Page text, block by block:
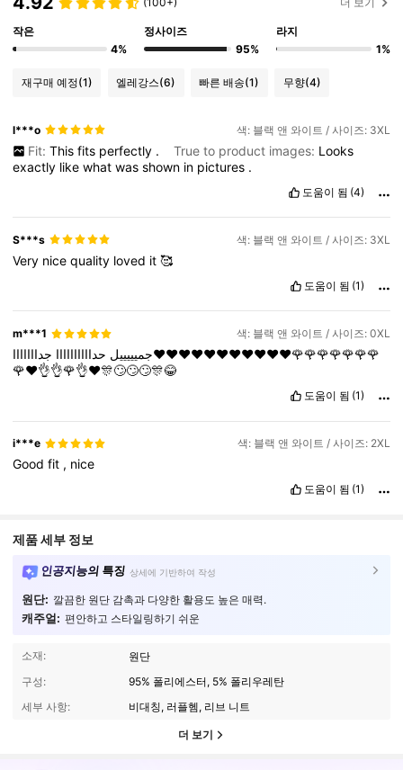
작은
4%
정사이즈
95%
라지
1%
재구매 예정(1) 엘레강스(6) 빠른 배송(1) 무향(4)
l***o 색: 블랙 앤 와이트 / 사이즈: 3XL
Fit: This fits perfectly . True to product images: Looks
exactly likewhatwasshown in pictures .
도움이 됨 (4)
S***s 색: 블랙 앤 와이트 / 사이즈: 3XL
Very nicequality loved it🥰
도움이 됨 (1)
m***1 색: 블랙 앤 와이트 / 사이즈: 0XL
جميييييل حداااااااااا جدااااااا♥️♥️♥️♥️♥️♥️♥️♥️♥️♥️♥️🌹🌹🌹🌹🌹🌹🌹
🌹♥️👌👌🌹👌♥️🎊🙄🙄🙄🎊😂
도움이 됨 (1)
i***e 색: 블랙 앤 와이트 / 사이즈: 2XL
Goodfit , nice
도움이 됨 (1)
제품 세부 정보
인공지능의 특징 상세에 기반하여 작성
원단: 깔끔한 원단 감촉과 다양한 활용도 높은 매력.
캐주얼: 편안하고 스타일링하기 쉬운
소재:
원단
구성:
95% 폴리에스터, 5% 폴리우레탄
세부 사항:
비대칭, 러플헴, 리브 니트
더 보기